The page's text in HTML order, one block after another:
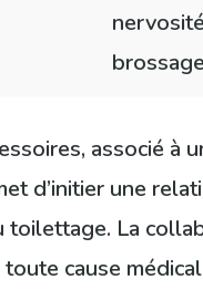
associé à
d’initier une
toilettage. La
cause